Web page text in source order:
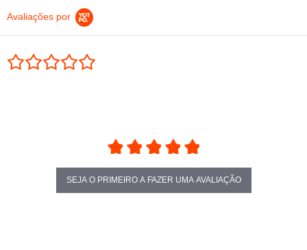
Avaliações por
SEJA O PRIMEIRO A FAZER UMA AVALIAÇÃO